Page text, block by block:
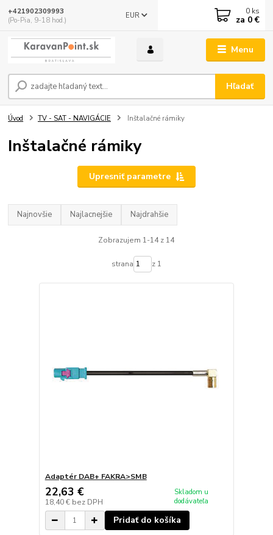
Menu
EUR
Hľadať
+421902309993
(Po-Pia, 9-18 hod.)
0 ks
za 0 €
Úvod TV - SAT - NAVIGÁCIE Inštalačné rámiky
Inštalačné rámiky
Upresniť parametre
Najnovšie Najlacnejšie Najdrahšie
Zobrazujem 1-14 z 14
strana z 1
Adaptér DAB+ FAKRA>SMB
22,63 €
18,40 € bez DPH
Skladom u
dodávateľa
Pridať do košíka